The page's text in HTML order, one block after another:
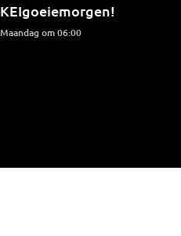
KEIgoeiemorgen!
maandag om 06:00